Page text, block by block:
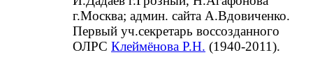
г.Москва; админ. сайта А.Вдовиченко.
Первый уч.секретарь воссозданного
ОЛРС Клеймёнова Р.Н. (1940-2011).